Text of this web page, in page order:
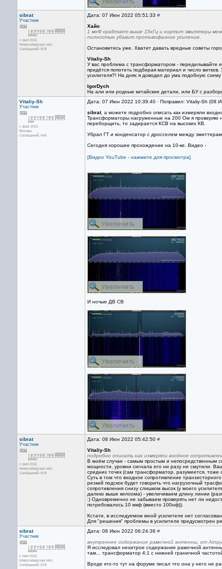
sibrat
Участник
с июл 2011
Новосибирская обл.
Сообщений: 878
Дата: 07 Июн 2022 05:51:33 #
Хайо
1 мкФ срабтает выше 15кГц и кортит эмиттеры
полностью убавит противофазное усиление.
Остановитесь уже. Хватит давать вредные советы
Vitaliy-Sh
У вас проблема с трансформатором - переделывайте
придётся попотеть подбирая материал и число
усилителя?! На днях я доводил до ума подобную
IgorDych
На али или родные китайские детали, или БУ с
Vitaliy-Sh
Участник
с фев 2021
Москва
Сообщений: 649
Дата: 07 Июн 2022 10:39:40 · Поправил: Vitaliy-Sh (08
sibrat, а можете подробно описать как измеряли
Трансформаторы нагруженные на 200 Ом я проверяю
переборщить, то задирается КСВ на высоких КВ.
Убрал ГТ и конденсатор c дросселем между
Сегодня хорошее прохождение на 10-ке. Видео -
[Видео YouTube - нажмите для просмотра]
И ночью ДВ СВ
sibrat
Участник
с июл 2011
Новосибирская обл.
Сообщений: 878
Дата: 08 Июн 2022 05:42:50 #
Vitaliy-Sh
подробно описать как измеряли входное
В моём случае - самым простым и непосредственным
мощности, уровни сигнала его ни разу не смутили.
средних точек (сам трансформатор, разумеется, тоже
Суть в том что входное сопротивление
резкий подскок будет говорить что нагрузочный
сопротивления снизу слишком высок (у моего
далеко выше килоома) - увеличиваем длину линии
:) Одновременно не забываем проверять нет ли
потребовалось 10 мкф (вместо 100нф)).
Кстати, в исследуемом мной усилителе нет
Для "решения" проблемы в усилителе предусмотрен
sibrat
Участник
с июл 2011
Новосибирская обл.
Сообщений: 878
Дата: 08 Июн 2022 06:24:36 #
внутреннее содержание рамочной антенны, от
Я исследовал нехитрое содержание рамочной
там... трансформатор 4:1 с нижней граничной
Вроде кто-то тут на форуме писал что она у него не